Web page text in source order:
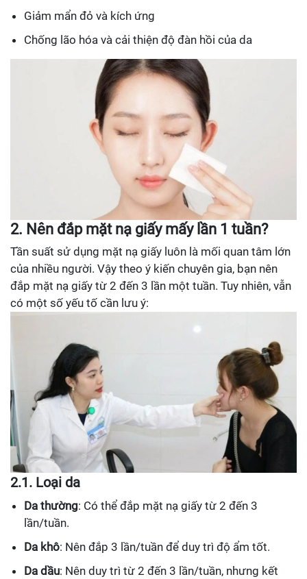
Giảm mẩn đỏ và kích ứng
Chống lão hóa và cải thiện độ đàn hồi của da
2. Nên đắp mặt nạ giấy mấy lần 1 tuần?
Tần suất sử dụng mặt nạ giấy luôn là mối quan tâm lớn
của nhiều người. Vậy theo ý kiến chuyên gia, bạn nên
đắp mặt nạ giấy từ 2 đến 3 lần một tuần. Tuy nhiên, vẫn
có một số yếu tố cần lưu ý:
2.1. Loại da
Da thường: Có thể đắp mặt nạ giấy từ 2 đến 3
lần/tuần.
Da khô: Nên đắp 3 lần/tuần để duy trì độ ẩm tốt.
Da dầu: Nên duy trì từ 2 đến 3 lần/tuần, nhưng kết